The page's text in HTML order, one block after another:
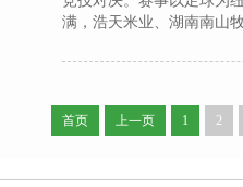
满，浩天米业、湖南南山
首页 上一页 1 2